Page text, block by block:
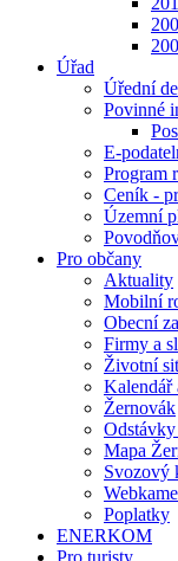
Úřad
Úřední
Povinné
E-
Program
Ceník -
Územní
Pro občany
Aktuality
Mobilní
Obecní
Firmy a
Životní
Kalendář
Žernovák
Mapa
Svozový
Poplatky
ENERKOM
Pro turisty